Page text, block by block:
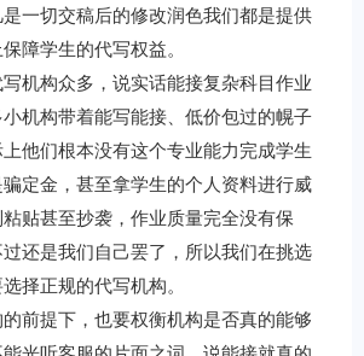
一切交稿后的修改润色我们都是提供
障学生的代写权益。
机构众多，说实话能接复杂科目作业
机构带着能写能接、低价包过的幌子
他们根本没有这个专业能力完成学生
定金，甚至拿学生的个人资料进行威
贴甚至抄袭，作业质量完全没有保
还是我们自己罢了，所以我们在挑选
择正规的代写机构。
前提下，也要权衡机构是否真的能够